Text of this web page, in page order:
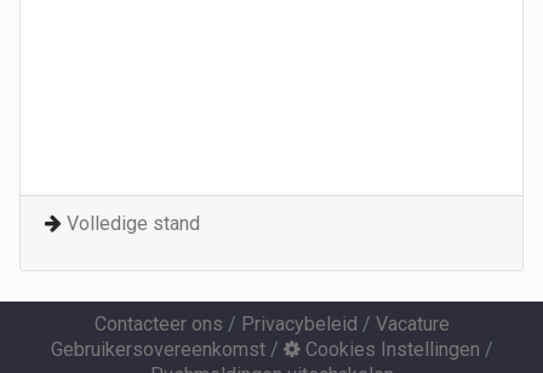
Volledige stand
Contacteer ons / Privacybeleid / Vacature
Gebruikersovereenkomst/ Cookies Instellingen /